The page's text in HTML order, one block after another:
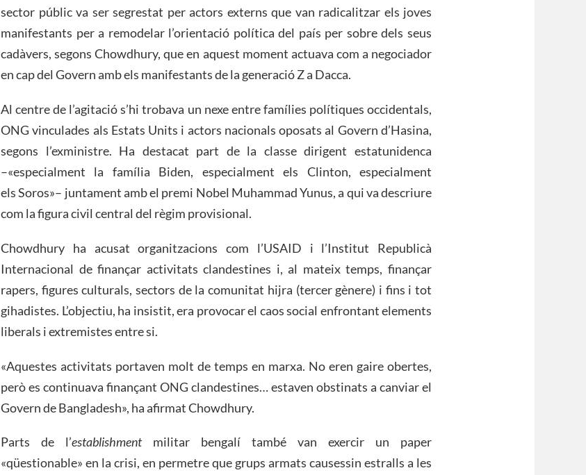
sector públic va ser segrestat per actors externs que van radicalitzar els joves
manifestants per a remodelar l’orientació política del país per sobre dels seus
cadàvers, segons Chowdhury, que en aquest moment actuava com a negociador
en cap del Govern amb els manifestants de la generació Z a Dacca.
Al centre de l’agitació s’hi trobava un nexe entre famílies polítiques occidentals,
ONG vinculades als Estats Units i actors nacionals oposats al Govern d’Hasina,
segons l’exministre. Ha destacat part de la classe dirigent estatunidenca
–«especialment la família Biden, especialment els Clinton, especialment
els Soros»– juntament amb el premi Nobel Muhammad Yunus, a qui va descriure
com la figura civil central del règim provisional.
Chowdhury ha acusat organitzacions com l’USAID i l’Institut Republicà
Internacional de finançar activitats clandestines i, al mateix temps, finançar
rapers, figures culturals, sectors de la comunitat hijra (tercer gènere) i fins i tot
gihadistes. L’objectiu, ha insistit, era provocar el caos social enfrontant elements
liberals i extremistes entre si.
«Aquestes activitats portaven molt de temps en marxa. No eren gaire obertes,
però es continuava finançant ONG clandestines… estaven obstinats a canviar el
Govern de Bangladesh», ha afirmat Chowdhury.
Parts de l’establishmentmilitar bengalí també van exercir un paper
«qüestionable» en la crisi, en permetre que grups armats causessin estralls a les